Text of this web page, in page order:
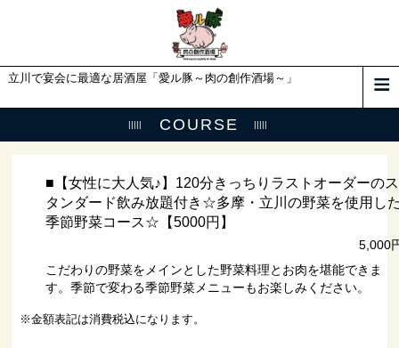
立川で宴会に最適な居酒屋「愛ル豚～肉の創作酒場～」
COURSE
■【女性に大人気♪】120分きっちりラストオーダーのス
タンダード飲み放題付き☆多摩・立川の野菜を使用し
季節野菜コース☆【5000円】
5,000
こだわりの野菜をメインとした野菜料理とお肉を堪能できま
す。季節で変わる季節野菜メニューもお楽しみください。
※金額表記は消費税込になります。